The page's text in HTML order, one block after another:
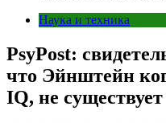
Наука и техника
PsyPost:
что Эйнштейн
IQ, не существует